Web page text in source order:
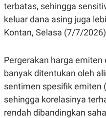
P
U
S
A
T
T
I
M
A
G
E
O
N
T
A
I
P
S
U
terbatas, sehingga
keluar dana asing juga
Kontan, Selasa (7/7/
Pergerakan harga emiten
banyak ditentukan oleh
sentimen spesifik emiten (
sehingga korelasinya
rendah dibandingkan